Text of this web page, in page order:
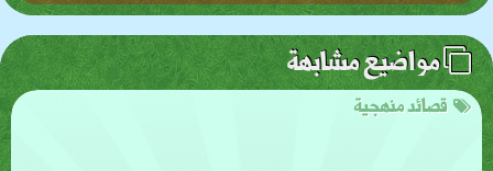
مواضيع مشابهة
قصائد منهجية